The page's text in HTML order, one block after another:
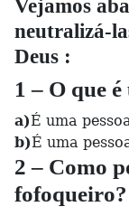
Vejamos
neutralizá-
Deus :
1 – O que
a)É uma
b)É uma
2 – Como
fofoqueiro?